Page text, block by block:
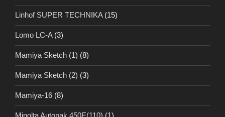
Linhof SUPER TECHNIKA(15)
Lomo LC-A(3)
Mamiya Sketch (1) (8)
Mamiya Sketch (2) (3)
Mamiya-16 (8)